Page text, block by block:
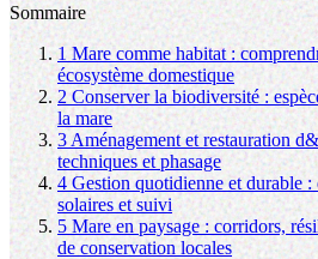
Sommaire
1Mare comme habitat :
écosystème domestique
2Conserver la biodiversité :
la mare
3 Aménagement et restauration
techniques et phasage
4Gestion quotidienne et durable
solaires et suivi
5Mare en paysage : corridors,
de conservation locales